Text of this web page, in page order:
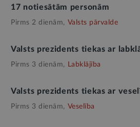
17 notiesātām personām
Pirms 2 dienām, Valsts pārvalde
Valsts prezidents tiekas ar
Pirms 3 dienām, Labklājība
Valsts prezidents tiekas ar
Pirms 3 dienām, Veselība